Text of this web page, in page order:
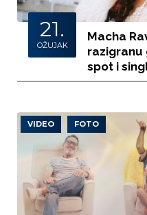
21.
OŽUJAK
Macha
razigranu
spot i
VIDEO FOTO